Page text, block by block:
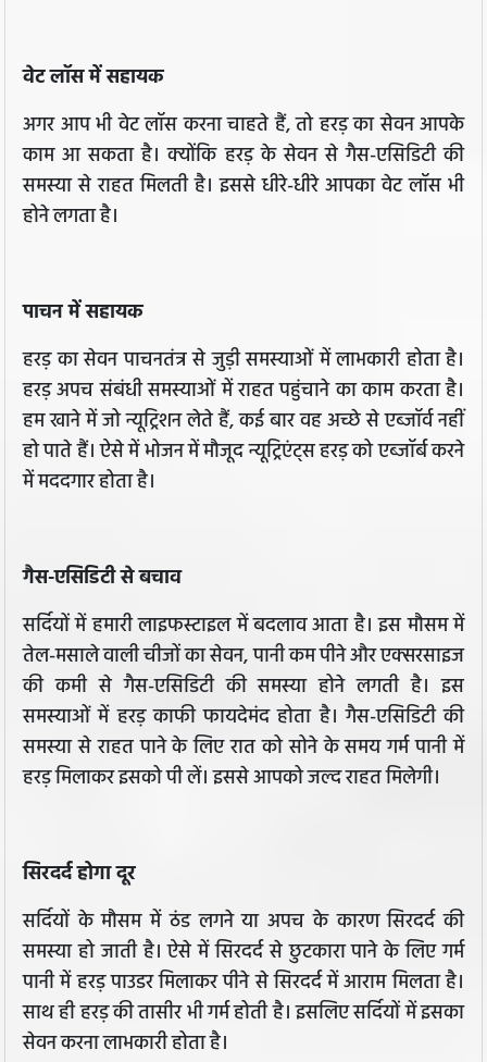
वेट लॉस में सहायक
अगर आप भी वेट लॉस करना चाहते हैं, तो हरड़ का सेवन आपके
काम आ सकता है। क्योंकि हरड़ के सेवन से गैस-एसिडिटी की
समस्या से राहत मिलती है। इससे धीरे-धीरे आपका वेट लॉस भी
होने लगता है।
पाचन में सहायक
हरड़ का सेवन पाचनतंत्र से जुड़ी समस्याओं में लाभकारी होता है।
हरड़ अपच संबंधी समस्याओं में राहत पहुंचाने का काम करता है।
हम खाने में जो न्यूट्रिशन लेते हैं, कई बार वह अच्छे से एब्जॉर्व नहीं
हो पाते हैं। ऐसे में भोजन में मौजूद न्यूट्रिएंट्स हरड़ को एब्जॉर्ब करने
में मददगार होता है।
गैस-एसिडिटी से बचाव
सर्दियों में हमारी लाइफस्टाइल में बदलाव आता है। इस मौसम में
तेल-मसाले वाली चीजों का सेवन, पानी कम पीने और एक्सरसाइज
की कमी से गैस-एसिडिटी की समस्या होने लगती है। इस
समस्याओं में हरड़ काफी फायदेमंद होता है। गैस-एसिडिटी की
समस्या से राहत पाने के लिए रात को सोने के समय गर्म पानी में
हरड़ मिलाकर इसको पी लें। इससे आपको जल्द राहत मिलेगी।
सिरदर्द होगा दूर
सर्दियों के मौसम में ठंड लगने या अपच के कारण सिरदर्द की
समस्या हो जाती है। ऐसे में सिरदर्द से छुटकारा पाने के लिए गर्म
पानी में हरड़ पाउडर मिलाकर पीने से सिरदर्द में आराम मिलता है।
साथ ही हरड़ की तासीर भी गर्म होती है। इसलिए सर्दियों में इसका
सेवन करना लाभकारी होता है।